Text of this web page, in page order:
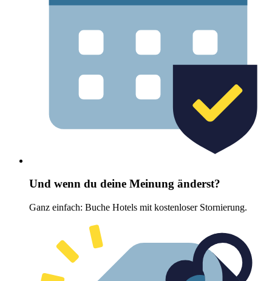
Und wenn du deine Meinung änderst?
Ganz einfach: Buche Hotels mit kostenloser Stornierung.